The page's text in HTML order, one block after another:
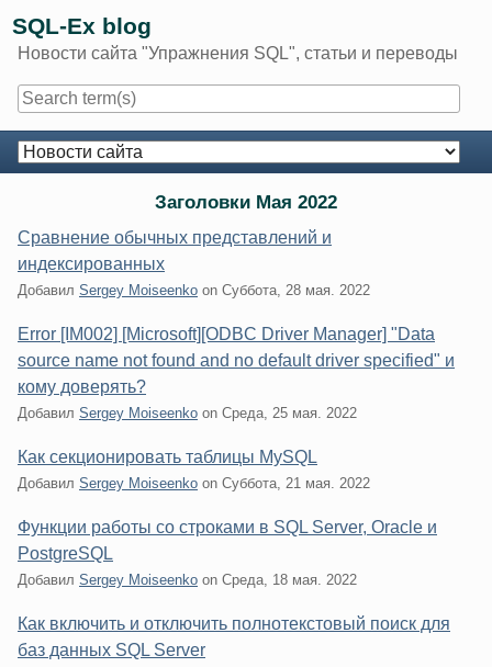
content
SQL-Ex blog
Новости сайта "Упражнения SQL", статьи и переводы
Navigation
Заголовки Мая 2022
Сравнение обычных представлений и
индексированных
Добавил Sergey Moiseenko on Суббота, 28 мая. 2022
Error [IM002] [Microsoft][ODBC Driver Manager] "Data
source name not found and no default driver specified" и
кому доверять?
Добавил Sergey Moiseenko on Среда, 25 мая. 2022
Как секционировать таблицы MySQL
Добавил Sergey Moiseenko on Суббота, 21 мая. 2022
Функции работы со строками в SQL Server, Oracle и
PostgreSQL
Добавил Sergey Moiseenko on Среда, 18 мая. 2022
Как включить и отключить полнотекстовый поиск для
баз данных SQL Server